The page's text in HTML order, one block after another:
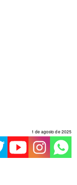
1 de agosto de 2025